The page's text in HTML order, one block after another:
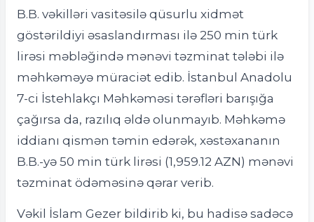
B.B. vəkilləri vasitəsilə qüsurlu xidmət
göstərildiyi əsaslandırması ilə 250 min türk
lirəsi məbləğində mənəvi təzminat tələbi ilə
məhkəməyə müraciət edib. İstanbul Anadolu
7-ci İstehlakçı Məhkəməsi tərəfləri barışığa
çağırsa da, razılıq əldə olunmayıb. Məhkəmə
iddianı qismən təmin edərək, xəstəxananın
B.B.-yə 50 min türk lirəsi (1,959.12 AZN) mənəvi
təzminat ödəməsinə qərar verib.
Vəkil İslam Gezer bildirib ki, bu hadisə sadəcə